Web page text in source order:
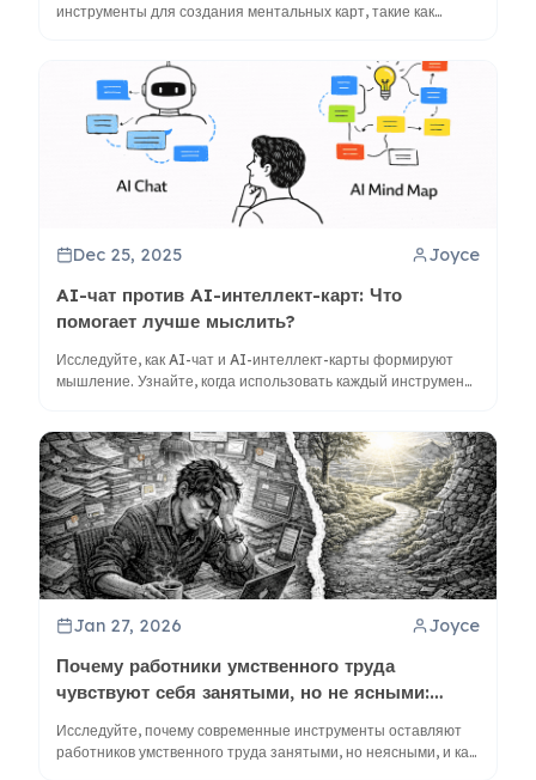
инструменты для создания ментальных карт, такие как
Dec 25, 2025 Joyce
AI-чат против AI-интеллект-карт: Что
помогает лучше мыслить?
Исследуйте, как AI-чат и AI-интеллект-карты формируют
мышление. Узнайте, когда использовать каждый инструмент
Jan 27, 2026 Joyce
Почему работники умственного труда
чувствуют себя занятыми, но не ясными:
Разрыв в ясности
Исследуйте, почему современные инструменты оставляют
работников умственного труда занятыми, но неясными, и как